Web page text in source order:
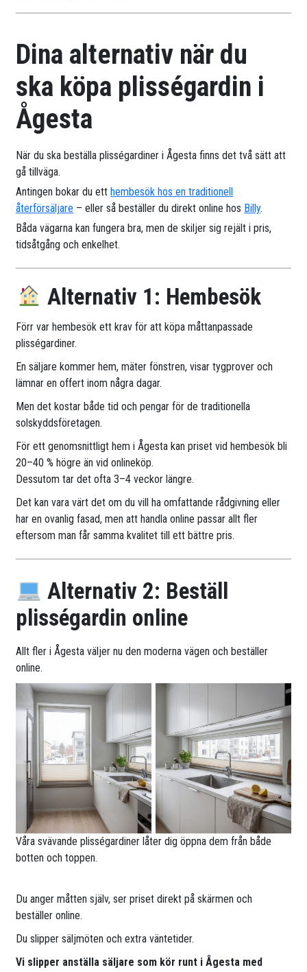
Dina alternativ när du
ska köpa plisségardin i
Ågesta
När du ska beställa plisségardiner i Ågesta finns det två sätt att
gå tillväga.
Antingen bokar du etthembesök hos en traditionell
återförsäljare – eller så beställer du direkt online hos Billy.
Båda vägarna kan fungera bra, men de skiljer sig rejält i pris,
tidsåtgång och enkelhet.
Alternativ 1: Hembesök
Förr var hembesök ett krav för att köpa måttanpassade
plisségardiner.
En säljare kommer hem, mäter fönstren, visar tygprover och
lämnar en offert inom några dagar.
Men det kostar både tid och pengar för de traditionella
solskyddsföretagen.
För ett genomsnittligt hem i Ågesta kan priset vid hembesök bli
20–40 % högre än vid onlineköp.
Dessutom tar det ofta 3–4 veckor längre.
Det kan vara värt det om du vill ha omfattande rådgivning eller
har en ovanlig fasad, men att handla online passar allt fler
eftersom man får samma kvalitet till ett bättre pris.
Alternativ 2: Beställ
plisségardin online
Allt fler i Ågesta väljer nu den moderna vägen och beställer
online.
Våra svävande plisségardiner låter dig öppna dem från både
botten och toppen.
Du anger måtten själv, ser priset direkt på skärmen och
beställer online.
Du slipper säljmöten och extra väntetider.
Vi slipper anställa säljare som kör runt i Ågesta med